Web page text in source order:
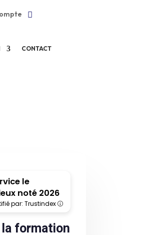
CONTACT
le
noté 2026
par: Trustindex
formation